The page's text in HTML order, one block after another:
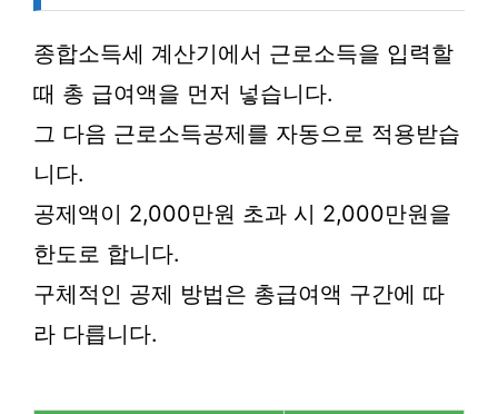
종합소득세 계산기에서 근로소득을 입력할
때 총 급여액을 먼저 넣습니다.
그 다음 근로소득공제를 자동으로 적용받습
니다.
공제액이 2,000만원 초과 시 2,000만원을
한도로 합니다.
구체적인 공제 방법은 총급여액 구간에 따
라 다릅니다.